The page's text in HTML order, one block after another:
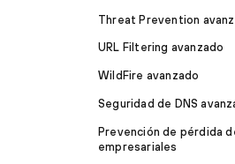
Threat Prevention
URL Filtering avanzado
WildFire avanzado
Seguridad de DNS
Prevención de pérdida
empresariales